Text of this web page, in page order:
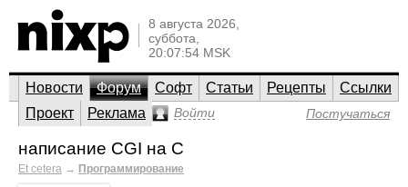
8 августа 2026,
суббота,
20:07:54 MSK
Новости Форум Софт Статьи Рецепты
Ссылки
Проект
Реклама Войти Постучаться
написание CGI на С
Et cetera → Программирование